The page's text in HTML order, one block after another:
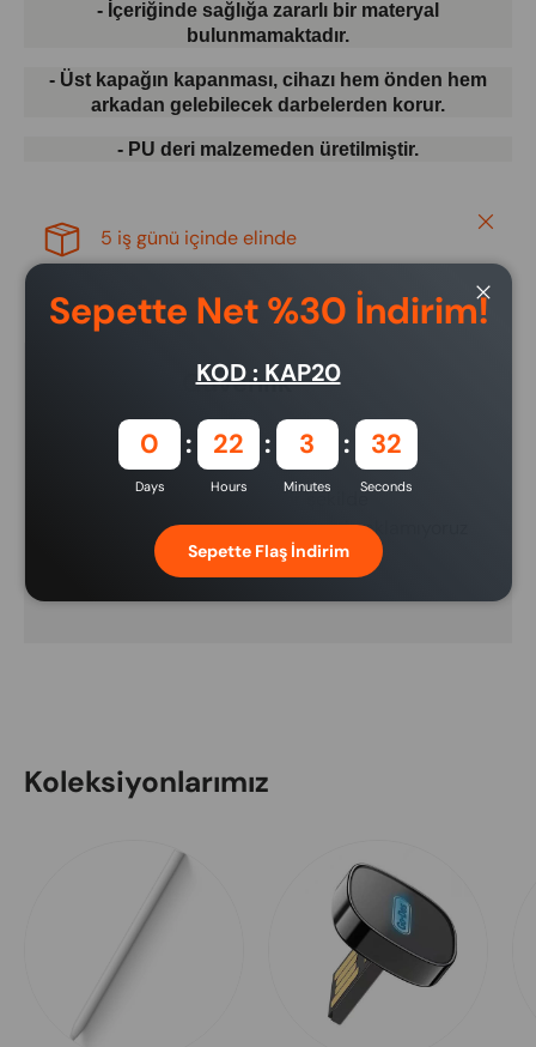
- İçeriğinde sağlığa zararlı bir materyal
bulunmamaktadır.
- Üst kapağın kapanması, cihazı hem önden hem
arkadan gelebilecek darbelerden korur.
- PU deri malzemeden üretilmiştir.
5 iş günü içinde elinde
Close
Ödeme ve Güvenlik
Ödeme yöntemleri
Ödeme bilgileriniz güvenli bir şekilde
işlenmektedir. Kredi kartı bilgilerini saklamıyoruz
ve kredi kartı bilgilerinize erişimimiz
bulunmamaktadır.
Koleksiyonlarımız
Close
Sepette Net %30 İndirim!
KOD : KAP20
0
Days
22
Hours
3
Minutes
32
Seconds
Sepette Flaş İndirim